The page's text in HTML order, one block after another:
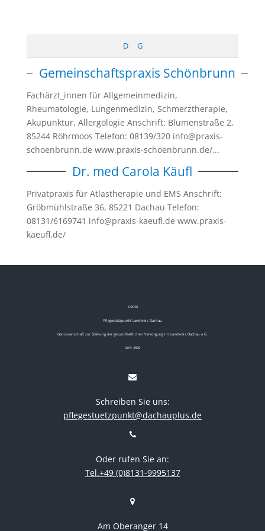
D G
Gemeinschaftspraxis Schönbrunn
Fachärzt_innen für Allgemeinmedizin,
Rheumatologie, Lungenmedizin, Schmerztherapie,
Akupunktur, Allergologie Anschrift: Blumenstraße 2,
85244 Röhrmoos Telefon: 08139/320 info@praxis-
schoenbrunn.de www.praxis-schoenbrunn.de/...
Dr. med Carola Käufl
Privatpraxis für Atlastherapie und EMS Anschrift:
Gröbmühlstraße 36, 85221 Dachau Telefon:
08131/6169741 info@praxis-kaeufl.de www.praxis-
kaeufl.de/
©2026
Pflegestützpunkt Landkreis Dachau
Genossenschaft zur Stärkung der gesundheitlichen Versorgung im Landkreis Dachau e.G.
GnR 2690
Schreiben Sie uns:
pflegestuetzpunkt@dachauplus.de
Oder rufen Sie an:
Tel.+49 (0)8131-9995137
Am Oberanger 14